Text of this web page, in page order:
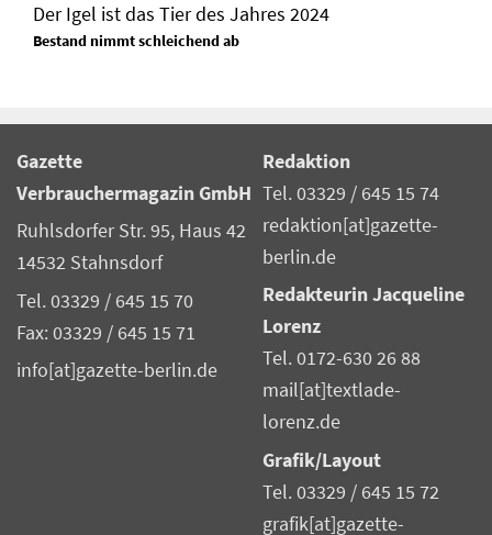
Der Igel ist das Tier des Jahres 2024
Bestand nimmt schleichend ab
Gazette
Verbrauchermagazin GmbH
Ruhlsdorfer Str. 95, Haus 42
14532 Stahnsdorf
Tel. 03329 / 645 15 70
Fax: 03329 / 645 15 71
info[at]gazette-berlin.de
Redaktion
Tel. 03329 / 645 15 74
redaktion[at]gazette-
berlin.de
Redakteurin Jacqueline
Lorenz
Tel. 0172-630 26 88
mail[at]textlade-
lorenz.de
Grafik/Layout
Tel. 03329 / 645 15 72
grafik[at]gazette-